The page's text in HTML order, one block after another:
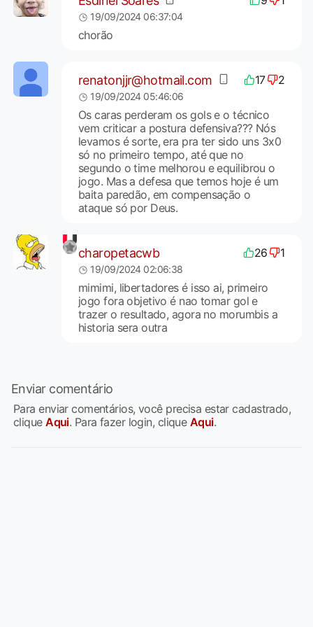
19/09/2024 06:37:04
chorão
renatonjjr@hotmail.com 17 2
19/09/2024 05:46:06
Os caras perderam os gols e o técnico
vem criticar a postura defensiva??? Nós
levamos é sorte, era pra ter sido uns 3x0
só no primeiro tempo, até que no
segundo o time melhorou e equilibrou o
jogo. Mas a defesa que temos hoje é um
baita paredão, em compensação o
ataque só por Deus.
charopetacwb 26 1
19/09/2024 02:06:38
mimimi, libertadores é isso ai, primeiro
jogo fora objetivo é nao tomar gol e
trazer o resultado, agora no morumbis a
historia sera outra
Enviar comentário
Para enviar comentários, você precisa estar cadastrado,
cliqueAqui. Para fazer login, clique Aqui.